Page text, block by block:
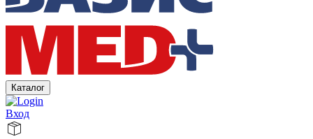
Каталог
Вход